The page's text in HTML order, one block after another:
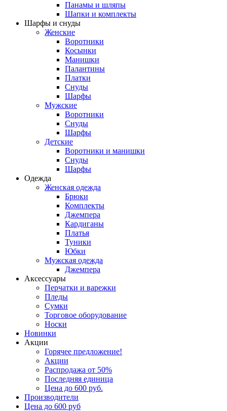
Панамы и шляпы
Шапки и комплекты
Шарфы и снуды
Женские
Воротники
Косынки
Манишки
Палантины
Платки
Снуды
Шарфы
Мужские
Воротники
Снуды
Шарфы
Детские
Воротники и манишки
Снуды
Шарфы
Одежда
Женская одежда
Брюки
Комплекты
Джемпера
Кардиганы
Платья
Туники
Юбки
Мужская одежда
Джемпера
Аксессуары
Перчатки и варежки
Пледы
Сумки
Торговое оборудование
Носки
Новинки
Акции
Горячее предложение!
Акции
Распродажа от 50%
Последняя единица
Цена до 600 руб.
Производители
Цена до 600 руб